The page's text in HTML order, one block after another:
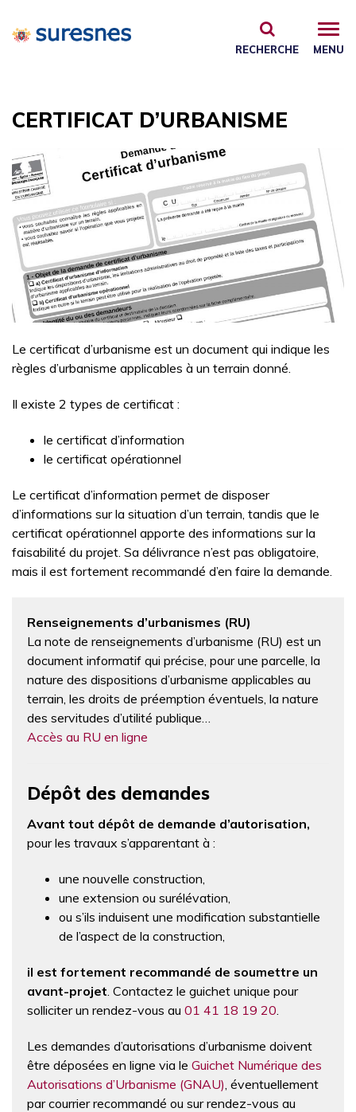
MENU
RECHERCHE
CERTIFICAT D’URBANISME
Le certificat d’urbanisme est un document qui indique les
règles d’urbanisme applicables à un terrain donné.
Il existe 2 types de certificat :
le certificat d’information
le certificat opérationnel
Le certificat d’information permet de disposer
d’informations sur la situation d’un terrain, tandis que le
certificat opérationnel apporte des informations sur la
faisabilité du projet. Sa délivrance n’est pas obligatoire,
mais il est fortement recommandé d’en faire la demande.
Renseignements d’urbanismes (RU)
La note de renseignements d’urbanisme (RU) est un
document informatif qui précise, pour une parcelle, la
nature des dispositions d’urbanisme applicables au
terrain, les droits de préemption éventuels, la nature
des servitudes d’utilité publique…
Accès au RU en ligne
Dépôt des demandes
Avant tout dépôt de demande d’autorisation,
pour les travaux s’apparentant à :
une nouvelle construction,
une extension ou surélévation,
ou s’ils induisent une modification substantielle
de l’aspect de la construction,
il est fortement recommandé de soumettre un
avant-projet . Contactez le guichet unique pour
solliciter un rendez-vous au 01 41 18 19 20
Les demandes d’autorisations d’urbanisme doivent
être déposées en ligne via le Guichet Numérique des
Autorisations d’Urbanisme (GNAU) , éventuellement
par courrier recommandé ou sur rendez-vous au